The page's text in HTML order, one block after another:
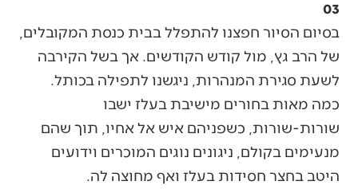
03
בסיום הסיור חפצנו להתפלל בבית כנסת המקובלים,
של הרב גץ, מול קודש הקודשים. אך בשל הקירבה
לשעת סגירת המנהרות, ניגשנו לתפילה בכותל.
כמה מאות בחורים מישיבת בעלז ישבו
שורות-שורות, כשפניהם איש אל אחיו, תוך שהם
מנעימים בקולם, ניגונים נוגים המוכרים וידועים
היטב בחצר חסידות בעלז ואף מחוצה לה.